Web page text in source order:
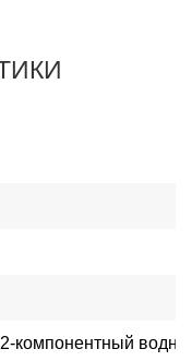
2-компонентный